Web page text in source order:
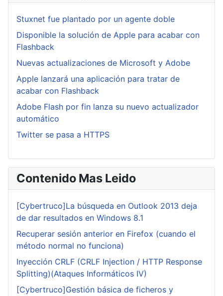
Stuxnet fue plantado por un agente doble
Disponible la solución de Apple para acabar con
Flashback
Nuevas actualizaciones de Microsoft y Adobe
Apple lanzará una aplicación para tratar de
acabar con Flashback
Adobe Flash por fin lanza su nuevo actualizador
automático
Twitter se pasa a HTTPS
Contenido Mas Leido
[Cybertruco]La búsqueda en Outlook 2013 deja
de dar resultados en Windows 8.1
Recuperar sesión anterior en Firefox (cuando el
método normal no funciona)
Inyección CRLF (CRLF Injection / HTTP Response
Splitting)(Ataques Informáticos IV)
[Cybertruco]Gestión básica de ficheros y